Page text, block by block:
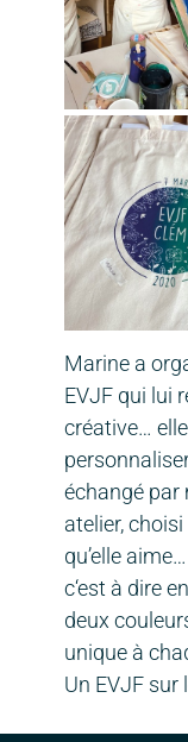
Marine a
EVJF qui lui
créative…
échangé par
atelier,
qu’elle
c‘est à dire
deux
unique à
Un EVJF